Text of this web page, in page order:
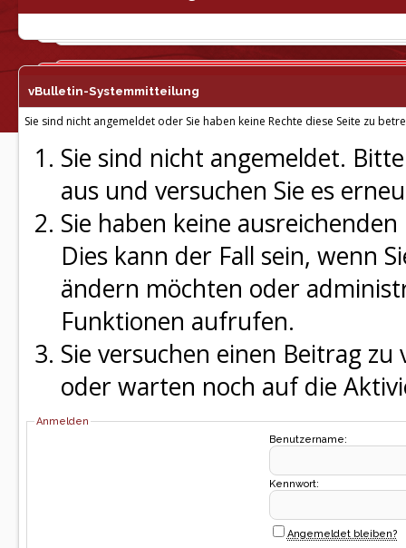
vBulletin-Systemmitteilung
Sie sind nicht angemeldet oder Sie haben keine Rechte diese Seite zu
Sie sind nicht angemeldet.
aus und versuchen Sie es
Sie haben keine
Dies kann der Fall sein, wenn
ändern möchten oder
Funktionen aufrufen.
Sie versuchen einen Beitrag
oder warten noch auf die
Anmelden
Benutzername:
Kennwort:
Angemeldet bleiben?